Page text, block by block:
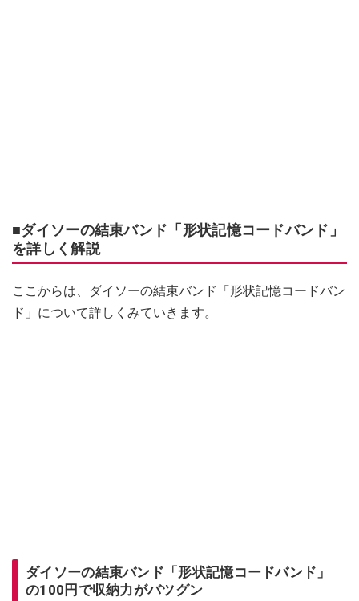
■ダイソーの結束バンド「形状記憶コードバンド」
を詳しく解説
ここからは、ダイソーの結束バンド「形状記憶コードバン
ド」について詳しくみていきます。
ダイソーの結束バンド「形状記憶コードバンド」
の100円で収納力がバツグン